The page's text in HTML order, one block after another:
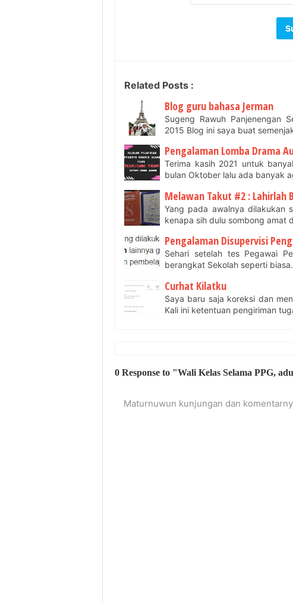
Related Posts :
Blog guru bahasa Jerman
Sugeng Rawuh Panjenengan
2015 Blog ini saya buat
Pengalaman Lomba Drama
Terima kasih 2021 untuk
bulan Oktober lalu ada banyak
Melawan Takut #2 : Lahirlah
Yang pada awalnya dilakukan
kenapa sih dulu sombong amat
Pengalaman Disupervisi
Sehari setelah tes Pegawai
berangkat Sekolah seperti
Curhat Kilatku
Saya baru saja koreksi dan
Kali ini ketentuan pengiriman
0 Response to "Wali Kelas Selama PPG,
Maturnuwun kunjungan dan